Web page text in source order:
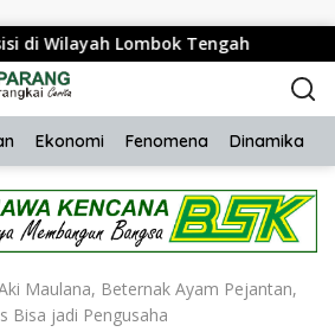
Lombok Tengah
Ekonomi Fenomena Dinamika
Maulana, Beternak Ayam Pejantan,
Bisa jadi Pengusaha